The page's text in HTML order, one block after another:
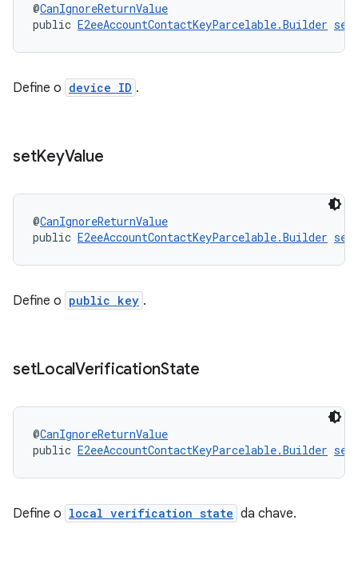
@CanIgnoreReturnValue
public E2eeAccountContactKeyParcelable.Builder
Define o device ID .
setKeyValue
@CanIgnoreReturnValue
public E2eeAccountContactKeyParcelable.Builder
Define o public key .
setLocalVerificationState
@CanIgnoreReturnValue
public E2eeAccountContactKeyParcelable.Builder
Define o local verification state da chave.